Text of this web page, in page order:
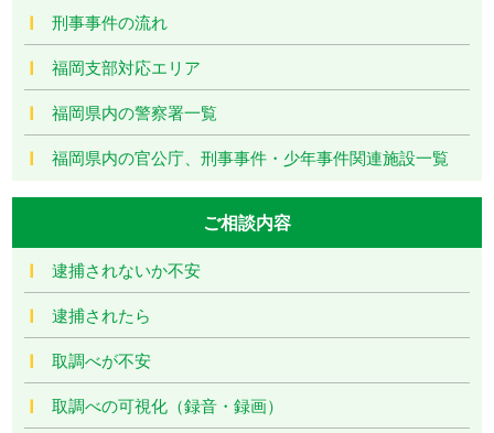
刑事事件の流れ
福岡支部対応エリア
福岡県内の警察署一覧
福岡県内の官公庁、刑事事件・少年事件関連施設一覧
ご相談内容
逮捕されないか不安
逮捕されたら
取調べが不安
取調べの可視化（録音・録画）